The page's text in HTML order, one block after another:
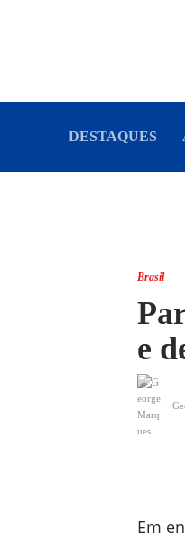
DESTAQUES
Brasil
e
Em